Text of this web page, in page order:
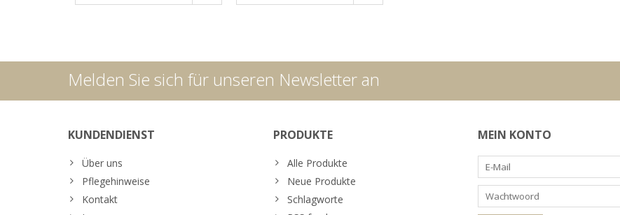
Melden Sie sich für unseren Newsletter an
KUNDENDIENST
Über uns
Pflegehinweise
Kontakt
PRODUKTE
Alle Produkte
Neue Produkte
Schlagworte
MEIN KONTO